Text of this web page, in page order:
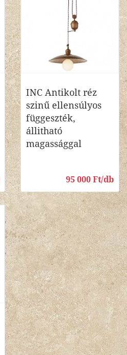
INC Antikolt réz
szinű ellensúlyos
függeszték,
állitható
magassággal
95 000 Ft/db